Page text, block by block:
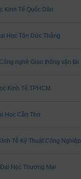
Kinh Tế Quốc Dân
Học Tôn Đức Thắng
nghệ Giao thông vận tải
Kinh Tế TPHCM
Học Cần Thơ
Tế Kỹ Thuật Công Nghiệp
Học Thương Mại